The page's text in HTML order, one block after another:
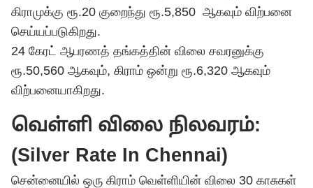
கிராமுக்கு ரூ.20 குறைந்து ரூ.5,850 ஆகவும் விற்பனை
செய்யப்படுகிறது.
24 கேரட் ஆபரணத் தங்கத்தின் விலை சவரனுக்கு
ரூ.50,560 ஆகவும், கிராம் ஒன்று ரூ.6,320 ஆகவும்
விற்பனையாகிறது.
வெள்ளி விலை நிலவரம்:
(Silver Rate In Chennai)
சென்னையில் ஒரு கிராம் வெள்ளியின் விலை 30 காசுகள்